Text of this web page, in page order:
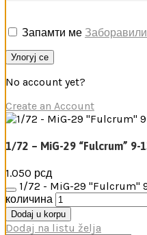
Запамти ме
Улогуј се
No account yet?
Create an Account
1/72 – MiG-29 “Fulcrum”
1.050 рсд
1/72 - MiG-29 "Fulcrum"
количина
Dodaj u korpu
Dodaj na listu želja